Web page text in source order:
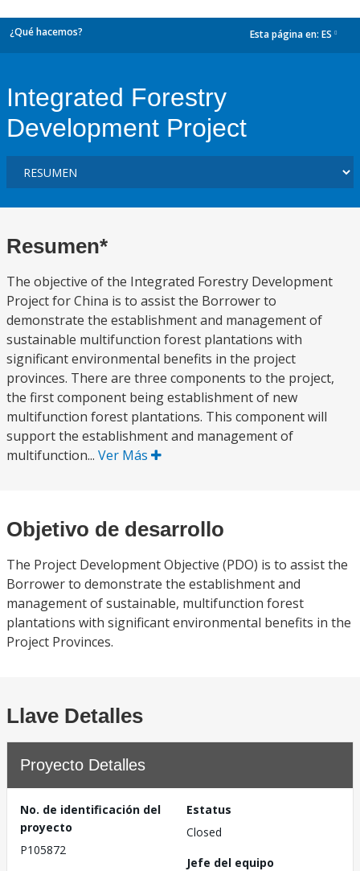
¿Qué hacemos? Esta página en: ES
Integrated Forestry
Development Project
Resumen*
The objective of the Integrated Forestry Development
Project for China is to assist the Borrower to
demonstrate the establishment and management of
sustainable multifunction forest plantations with
significant environmental benefits in the project
provinces. There are three components to the project,
the first component being establishment of new
multifunction forest plantations. This component will
support the establishment and management of
multifunction... Ver Más
Objetivo de desarrollo
The Project Development Objective (PDO) is to assist the
Borrower to demonstrate the establishment and
management of sustainable, multifunction forest
plantations with significant environmental benefits in the
Project Provinces.
Llave Detalles
Proyecto Detalles
No. de identificación del
proyecto
P105872
Estatus
Closed
Jefe del equipo